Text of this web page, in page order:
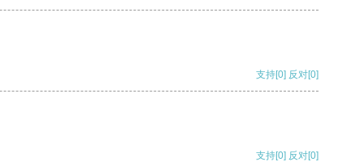
支持[0] 反对[0]
支持[0] 反对[0]